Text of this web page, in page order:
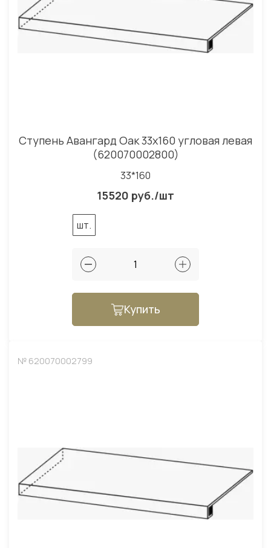
Ступень Авангард Оак 33x160 угловая левая
(620070002800)
33*160
15520 руб./шт
шт.
Купить
№ 620070002799